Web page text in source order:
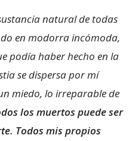
natural de todas
en modorra incómoda,
podía haber hecho en la
se dispersa por mí
miedo, lo irreparable de
los muertos puede ser
Todos mis propios